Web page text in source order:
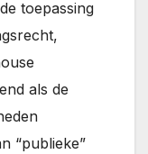
toepassing
als de
“publieke”